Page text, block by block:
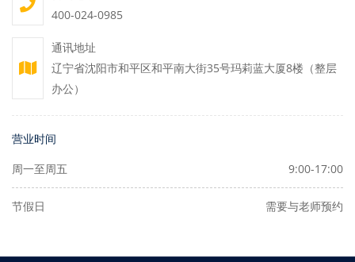
400-024-0985
通讯地址
辽宁省沈阳市和平区和平南大街35号玛莉蓝大厦8楼（整层
办公）
营业时间
周一至周五 9:00-17:00
节假日 需要与老师预约